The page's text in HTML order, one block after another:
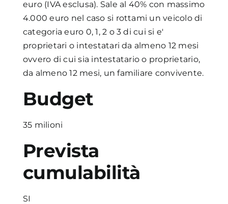
euro (IVA esclusa). Sale al 40% con massimo
4.000 euro nel caso si rottami un veicolo di
categoria euro 0, 1, 2 o 3 di cui si e'
proprietari o intestatari da almeno 12 mesi
ovvero di cui sia intestatario o proprietario,
da almeno 12 mesi, un familiare convivente.
Budget
35 milioni
Prevista
cumulabilità
SI